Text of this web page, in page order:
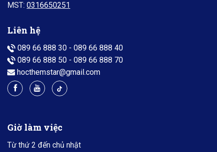
MST: 0316650251
Liên hệ
089 66 888 30 - 089 66 888 40
089 66 888 50 - 089 66 888 70
hocthemstar@gmail.com
Giờ làm việc
Từ thứ 2 đến chủ nhật